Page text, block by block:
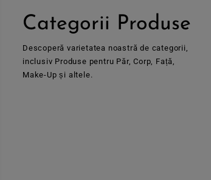
Categorii Produse
Descoperă varietatea noastră de categorii,
inclusiv Produse pentru Păr, Corp, Față,
Make-Up și altele.